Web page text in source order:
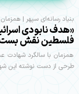
بنیاد رسانه‌ای سپهر |
«هدف نابودی
فلسطین نقش
همزمان با سالگرد شهادت
طرحی از دست نوشته این